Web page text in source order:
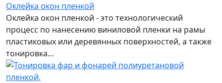
Оклейка окон пленкой
Оклейка окон пленкой - это технологический
процесс по нанесению виниловой пленки на рамы
пластиковых или деревянных поверхностей, а также
тонировка…